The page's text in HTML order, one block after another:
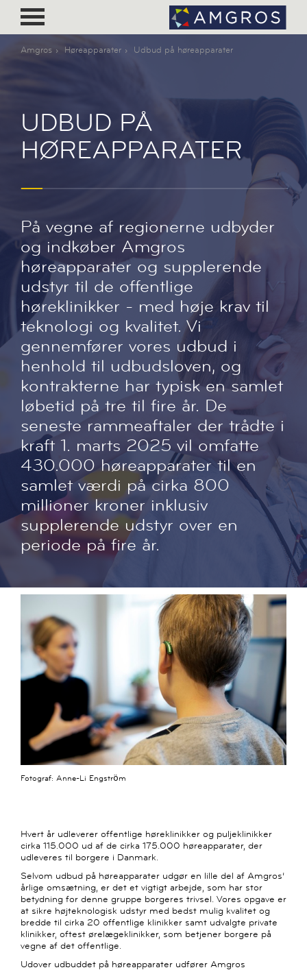
Amgros Høreapparater Udbud på høreapparater
UDBUD PÅ
HØREAPPARATER
På vegne af regionerne udbyder
og indkøber Amgros
høreapparater og supplerende
udstyr til de offentlige
høreklinikker - med høje krav til
teknologi og kvalitet. Vi
gennemfører vores udbud i
henhold til udbudsloven, og
kontrakterne har typisk en samlet
løbetid på tre til fire år. De
seneste rammeaftaler der trådte i
kraft 1. marts 2025 vil omfatte
430.000 høreapparater til en
samlet værdi på cirka 800
millioner kroner inklusiv
supplerende udstyr over en
periode på fire år.
Fotograf: Anne-Li Engström
Hvert år udleverer offentlige høreklinikker og puljeklinikker
cirka 115.000 ud af de cirka 175.000 høreapparater, der
udleveres til borgere i Danmark.
Selvom udbud på høreapparater udgør en lille del af Amgros’
årlige omsætning, er det et vigtigt arbejde, som har stor
betydning for denne gruppe borgeres trivsel. Vores opgave er
at sikre højteknologisk udstyr med bedst mulig kvalitet og
bredde til cirka 20 offentlige klinikker samt udvalgte private
klinikker, oftest ørelægeklinikker, som betjener borgere på
vegne af det offentlige.
Udover udbuddet på høreapparater udfører Amgros